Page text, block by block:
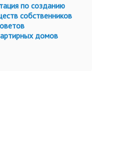
по созданию
собственников
домов